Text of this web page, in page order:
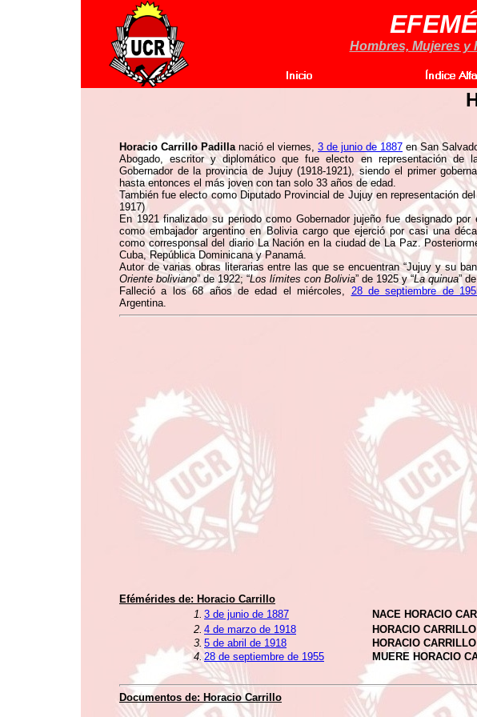
Hombres, Mujeres y
Horacio Carrillo Padillanació el viernes, 3 de junio de 1887 en San
Abogado, escritor y diplomático que fue electo en representación de
Gobernador de la provincia de Jujuy (1918-1921), siendo el primer
hasta entonces el más joven con tan solo 33 años de edad.
También fue electo como Diputado Provincial de Jujuy en representación
1917)
En 1921 finalizado su periodo como Gobernador jujeño fue designado por
como embajador argentino en Bolivia cargo que ejerció por casi una
como corresponsal del diario La Nación en la ciudad de La Paz.
Cuba, República Dominicana y Panamá.
Autor de varias obras literarias entre las que se encuentran “Jujuy y su
Oriente boliviano” de 1922; “Los límites con Bolivia” de 1925 y “La quinua”
Falleció a los 68 años de edad el miércoles, 28 de septiembre de
Argentina.
Efémérides de: Horacio Carrillo
1. 3 de junio de 1887
NACE HORACIO
2. 4 de marzo de 1918
HORACIO
3. 5 de abril de 1918
HORACIO
4. 28 de septiembre de 1955 MUERE HORACIO
Documentos de: Horacio Carrillo